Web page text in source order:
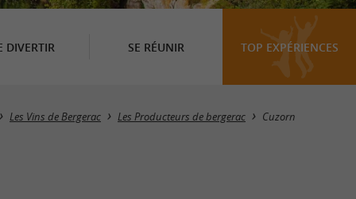
DIVERTIR SE RÉUNIR TOP EXPÉRIENCES
Masquer la carte
Les Vins de Bergerac Les Producteurs de bergerac Cuzorn